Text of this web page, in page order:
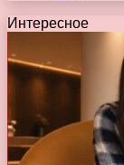
Интересное